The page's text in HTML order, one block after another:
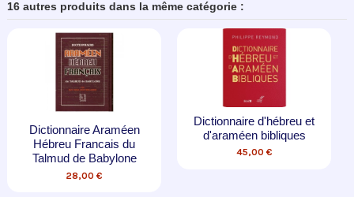
16 autres produits dans la même catégorie :
Araméen
du
Babylone
Dictionnaire d'hébreu et
d'araméen bibliques
La